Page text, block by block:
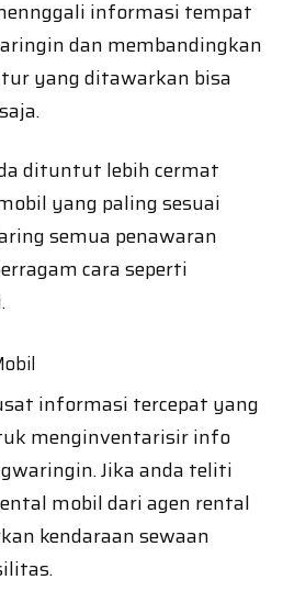
informasi tempat
dan membandingkan
yang ditawarkan bisa
dituntut lebih cermat
yang paling sesuai
semua penawaran
cara seperti
informasi tercepat yang
menginventarisir info
Jika anda teliti
mobil dari agen rental
kendaraan sewaan